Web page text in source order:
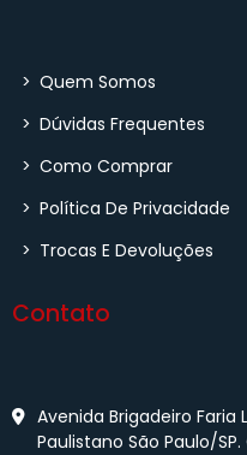
> Quem Somos
> Dúvidas Frequentes
> Como Comprar
> Política De Privacidade
> Trocas E Devoluções
Contato
Avenida Brigadeiro Faria
Paulistano São Paulo/SP.